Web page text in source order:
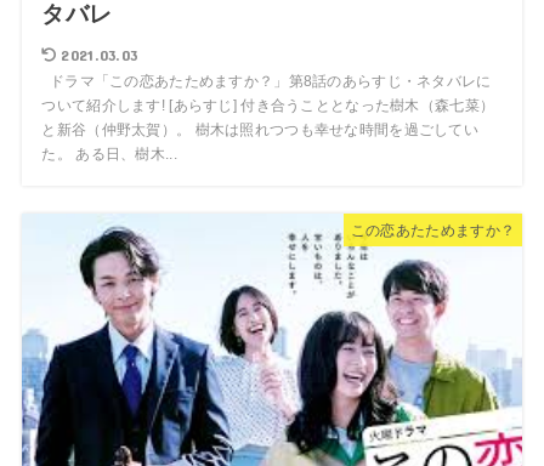
タバレ
2021.03.03
ドラマ「この恋あたためますか？」第8話のあらすじ・ネタバレに
ついて紹介します! [あらすじ] 付き合うこととなった樹木（森七菜）
と新谷（仲野太賀）。 樹木は照れつつも幸せな時間を過ごしてい
た。 ある日、樹木...
この恋あたためますか？